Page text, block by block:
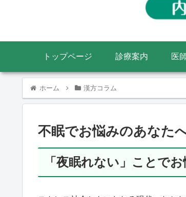
トップページ 診療案内 医
ホーム 漢方コラム
不眠でお悩みのあなた
「夜眠れない」ことで